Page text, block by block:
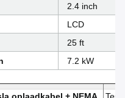
2.4 inch
LCD
25 ft
7.2 kW